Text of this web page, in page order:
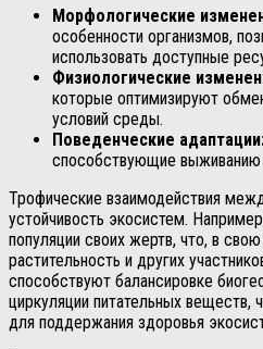
Морфологические
особенности организмов,
использовать доступные
Физиологические
которые оптимизируют
условий среды.
Поведенческие
способствующие
Трофические взаимодействия
устойчивость экосистем.
популяции своих жертв, что, в
растительность и других
способствуют балансировке
циркуляции питательных веществ,
для поддержания здоровья